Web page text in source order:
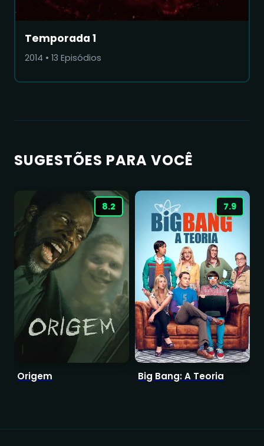
Temporada 1
2014 • 13 Episódios
SUGESTÕES PARA VOCÊ
8.2
Origem
7.9
Big Bang: A Teoria